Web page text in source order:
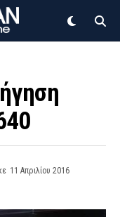
11 Απριλίου 2016